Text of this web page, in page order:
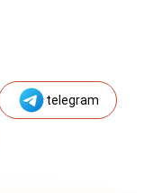
telegram